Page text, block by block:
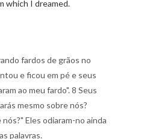
which I dreamed.
fardos de grãos no
e ficou em pé e seus
ao meu fardo". 8 Seus
mesmo sobre nós?
Eles odiaram-no ainda
palavras.